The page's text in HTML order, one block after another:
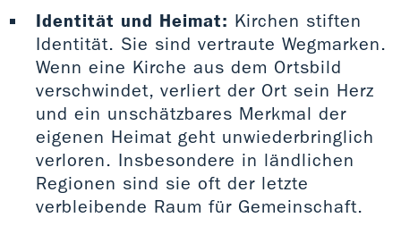
Identität und Heimat: Kirchen stiften
Identität. Sie sind vertraute Wegmarken.
Wenn eine Kirche aus dem Ortsbild
verschwindet, verliert der Ort sein Herz
und ein unschätzbares Merkmal der
eigenen Heimat geht unwiederbringlich
verloren. Insbesondere in ländlichen
Regionen sind sie oft der letzte
verbleibende Raum für Gemeinschaft.